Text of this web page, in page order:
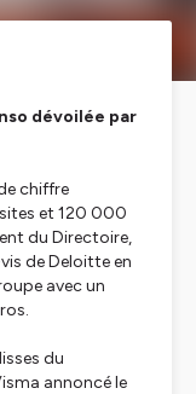
dévoilée par
chiffre
et 120 000
du Directoire,
de Deloitte en
avec un
du
annoncé le